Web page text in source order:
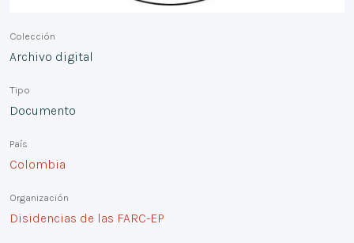
Colección
Archivo digital
Tipo
Documento
País
Colombia
Organización
Disidencias de las FARC-EP